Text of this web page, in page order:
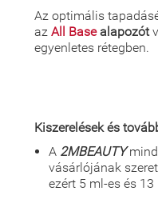
Az optimális
az All Basealapozót
egyenletes rétegben.
Kiszerelések és
A 2MBEAUTY
vásárlójának
ezért 5 ml-es és 13